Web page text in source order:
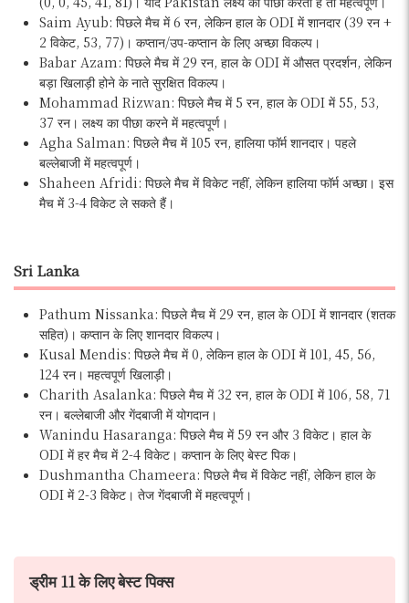
Saim Ayub: पिछले मैच में 6 रन, लेकिन हाल के ODI में शानदार (39 रन +
2 विकेट, 53, 77)। कप्तान/उप-कप्तान के लिए अच्छा विकल्प।
Babar Azam: पिछले मैच में 29 रन, हाल के ODI में औसत प्रदर्शन, लेकिन
बड़ा खिलाड़ी होने के नाते सुरक्षित विकल्प।
Mohammad Rizwan: पिछले मैच में 5 रन, हाल के ODI में 55, 53,
37 रन। लक्ष्य का पीछा करने में महत्वपूर्ण।
Agha Salman: पिछले मैच में 105 रन, हालिया फॉर्म शानदार। पहले
बल्लेबाजी में महत्वपूर्ण।
Shaheen Afridi: पिछले मैच में विकेट नहीं, लेकिन हालिया फॉर्म अच्छा। इस
मैच में 3-4 विकेट ले सकते हैं।
Sri Lanka
Pathum Nissanka: पिछले मैच में 29 रन, हाल के ODI में शानदार (शतक
सहित)। कप्तान के लिए शानदार विकल्प।
Kusal Mendis: पिछले मैच में 0, लेकिन हाल के ODI में 101, 45, 56,
124 रन। महत्वपूर्ण खिलाड़ी।
Charith Asalanka: पिछले मैच में 32 रन, हाल के ODI में 106, 58, 71
रन। बल्लेबाजी और गेंदबाजी में योगदान।
Wanindu Hasaranga: पिछले मैच में 59 रन और 3 विकेट। हाल के
ODI में हर मैच में 2-4 विकेट। कप्तान के लिए बेस्ट पिक।
Dushmantha Chameera: पिछले मैच में विकेट नहीं, लेकिन हाल के
ODI में 2-3 विकेट। तेज गेंदबाजी में महत्वपूर्ण।
ड्रीम 11 के लिए बेस्ट पिक्स